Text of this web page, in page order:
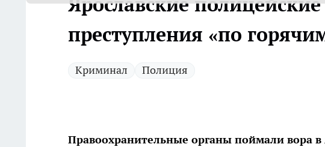
преступления «по
Криминал Полиция
Правоохранительные органы поймали вора